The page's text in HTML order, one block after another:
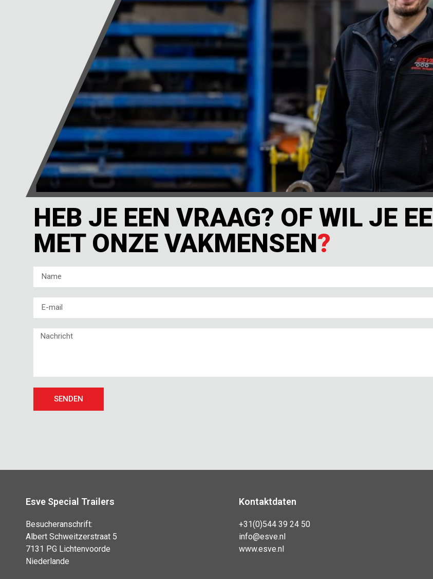
HEB JE EEN VRAAG? OF WIL JE
MET ONZE VAKMENSEN?
SENDEN
Esve Special Trailers
Besucheranschrift:
Albert Schweitzerstraat 5
7131 PG Lichtenvoorde
Niederlande
Kontaktdaten
+31(0)544 39 24 50
info@esve.nl
www.esve.nl